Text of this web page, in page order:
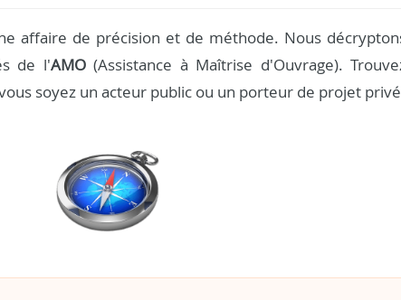
affaire de précision et de méthode. Nous
de l'AMO(Assistance à Maîtrise d'Ouvrage).
soyez un acteur public ou un porteur de projet